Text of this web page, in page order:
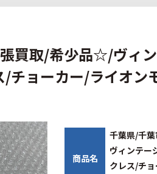
買取/希少品☆/ヴィ
チョーカー/ライオン
商品名
千葉県/千
ヴィンテー
クレス/チ